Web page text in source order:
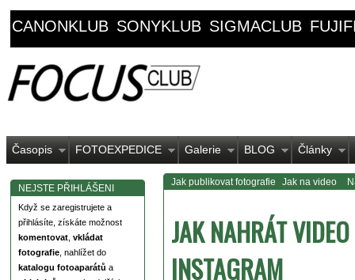
CANONKLUB SONYKLUB SIGMACLUB
Časopis FOTOEXPEDICE Galerie BLOG Články
NEJSTE PŘIHLÁŠENI
Když se zaregistrujete a
přihlásíte, získáte možnost
komentovat vkládat
fotografie , nahlížet do
katalogu fotoaparátů a
Jak publikovat fotografie Jak na video
JAK NAHRÁT
INSTAGRAM